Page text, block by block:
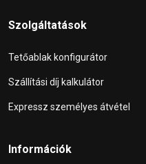
Szolgáltatások
Tetőablak konfigurátor
Szállítási díj kalkulátor
Expressz személyes átvétel
Információk